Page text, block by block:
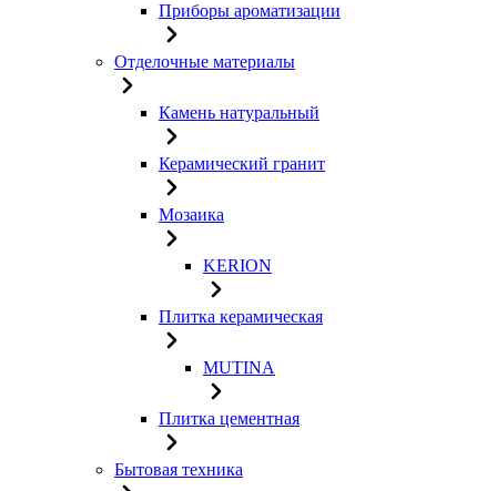
Приборы ароматизации
Отделочные материалы
Камень натуральный
Керамический гранит
Мозаика
KERION
Плитка керамическая
MUTINA
Плитка цементная
Бытовая техника